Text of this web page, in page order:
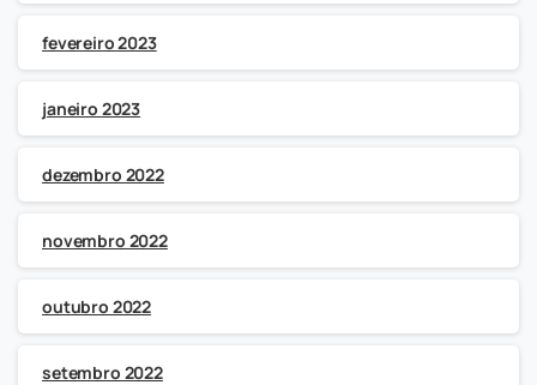
fevereiro 2023
janeiro 2023
dezembro 2022
novembro 2022
outubro 2022
setembro 2022